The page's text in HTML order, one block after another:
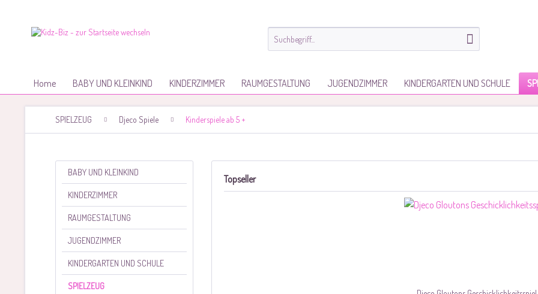
Home BABY UND KLEINKIND KINDERZIMMER RAUMGESTALTUNG JUGENDZIMMER KINDERGARTEN UND SCHULE
SPIELZEUG Djeco Spiele Kinderspiele ab 5 +
BABY UND KLEINKIND
KINDERZIMMER
RAUMGESTALTUNG
JUGENDZIMMER
KINDERGARTEN UND SCHULE
SPIELZEUG
Topseller